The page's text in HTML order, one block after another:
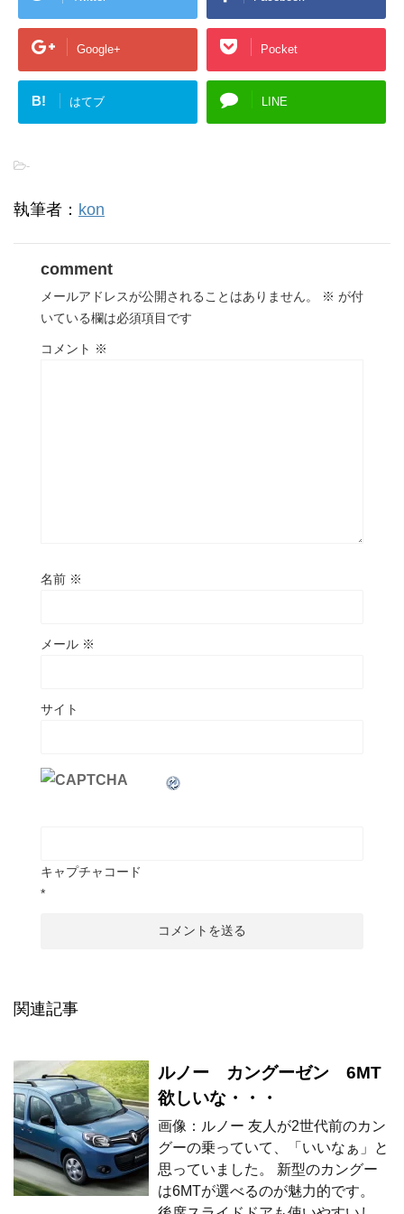
Google+ Pocket
B! はてブ LINE
-
執筆者： kon
comment
メールアドレスが公開されることはありません。 ※ が付
いている欄は必須項目です
コメント ※
名前 ※
メール ※
サイト
キャプチャコード
*
関連記事
ルノー カングーゼン 6MT
欲しいな・・・
画像：ルノー 友人が2世代前のカン
グーの乗っていて、「いいなぁ」と
思っていました。 新型のカングー
は6MTが選べるのが魅力的です。